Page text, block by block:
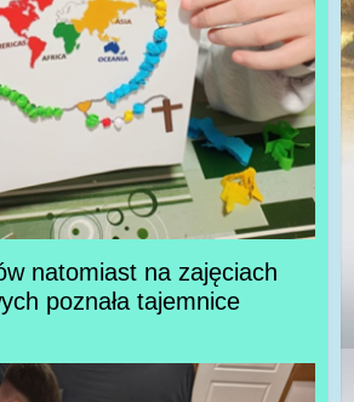
natomiast na zajęciach
poznała tajemnice